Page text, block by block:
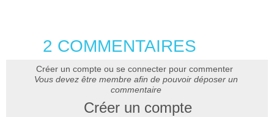
2 COMMENTAIRES
Créer un compte ou se connecter pour commenter
Vous devez être membre afin de pouvoir déposer un
commentaire
Créer un compte